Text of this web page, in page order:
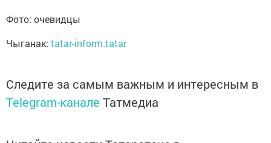
Фото: очевидцы
Чыганак: tatar-inform.tatar
Следите за самым важным и интересным в
Telegram-канале Татмедиа